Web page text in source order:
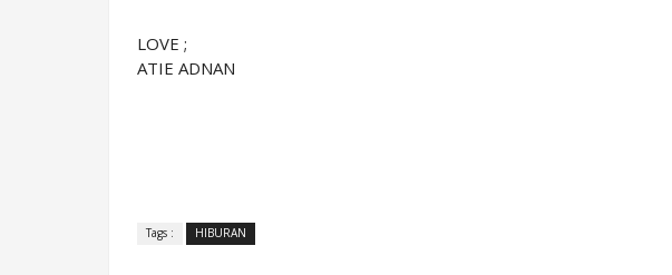
LOVE ;
ATIE ADNAN
Tags : HIBURAN